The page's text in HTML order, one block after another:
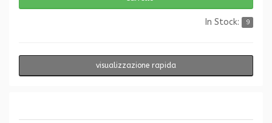
In Stock: 9
visualizzazione rapida